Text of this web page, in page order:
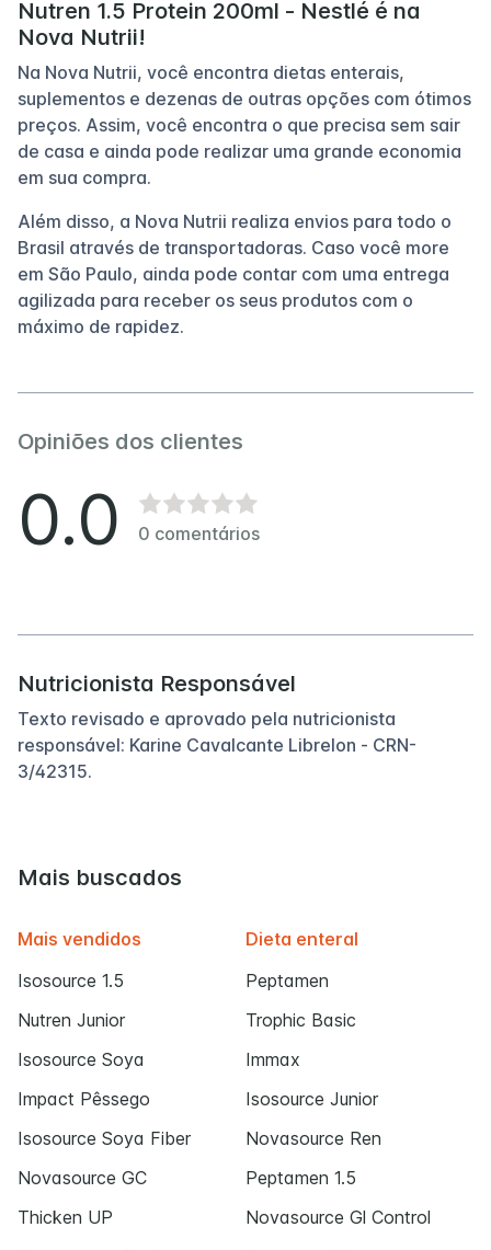
Nutren 1.5 Protein 200ml - Nestlé é na
Nova Nutrii!
Na Nova Nutrii, você encontra dietas enterais,
suplementos e dezenas de outras opções com ótimos
preços. Assim, você encontra o que precisa sem sair
de casa e ainda pode realizar uma grande economia
em sua compra.
Além disso, a Nova Nutrii realiza envios para todo o
Brasil através de transportadoras. Caso você more
em São Paulo, ainda pode contar com uma entrega
agilizada para receber os seus produtos com o
máximo de rapidez.
Opiniões dos clientes
0.0 0 comentários
Nutricionista Responsável
Texto revisado e aprovado pela nutricionista
responsável: Karine Cavalcante Librelon - CRN-
3/42315.
Mais buscados
Mais vendidos
Isosource 1.5
Nutren Junior
Isosource Soya
Impact Pêssego
Isosource Soya Fiber
Novasource GC
Thicken UP
Dieta enteral
Peptamen
Trophic Basic
Immax
Isosource Junior
Novasource Ren
Peptamen 1.5
Novasource Gl Control